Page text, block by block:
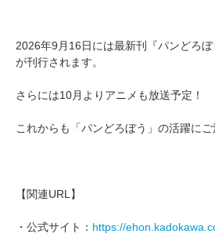
2026年9月16日には最新刊『パンどろぼ
が刊行されます。
さらには10月よりアニメも放送予定！
これからも「パンどろぼう」の活躍にご
【関連URL】
・公式サイト： https://